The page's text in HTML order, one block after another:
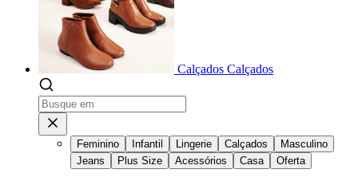
Calçados Calçados
Feminino Infantil Lingerie Calçados
Masculino
Jeans
Plus Size Acessórios Casa Oferta